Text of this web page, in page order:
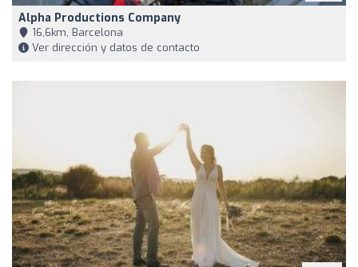
Alpha Productions Company
16,6km, Barcelona
Ver dirección y datos de contacto